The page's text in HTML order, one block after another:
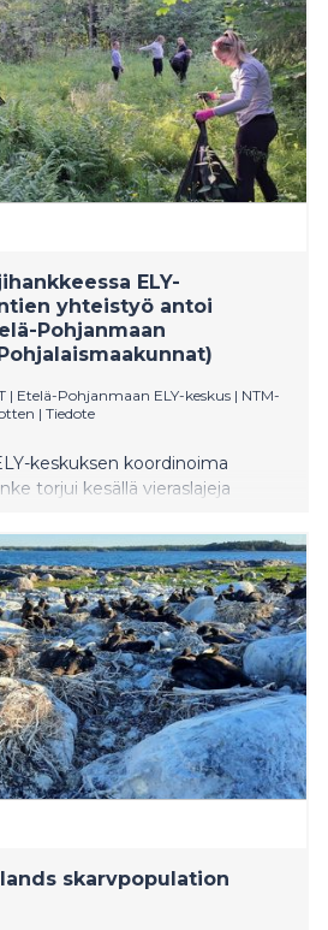
ELY-
yhteistyö antoi
Pohjanmaan
| Etelä-Pohjanmaan ELY-keskus | NTM-
| Tiedote
keskuksen koordinoima
torjui kesällä vieraslajeja
ja komealupiinia
ja arvokkailta
Loppuvuonna kehitetään
Kyrönjoen varren kuntien
hallita haitallisten vieraslajien
skarvpopulation